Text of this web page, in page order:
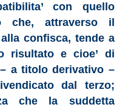
con quello
che, attraverso il
confisca, tende a
risultato e cioe’ di
a titolo derivativo –
dal terzo;
che la suddetta